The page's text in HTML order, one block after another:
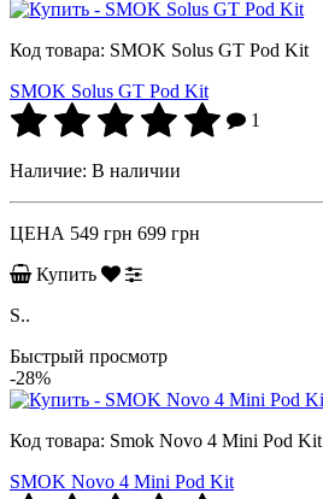
Код товара: SMOK Solus GT Pod Kit
SMOK Solus GT Pod Kit
1
Наличие: В наличии
ЦЕНА 549 грн 699 грн
Купить
S..
Быстрый просмотр
-28%
Код товара: Smok Novo 4 Mini Pod Kit
SMOK Novo 4 Mini Pod Kit